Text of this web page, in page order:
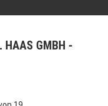
HAAS GMBH